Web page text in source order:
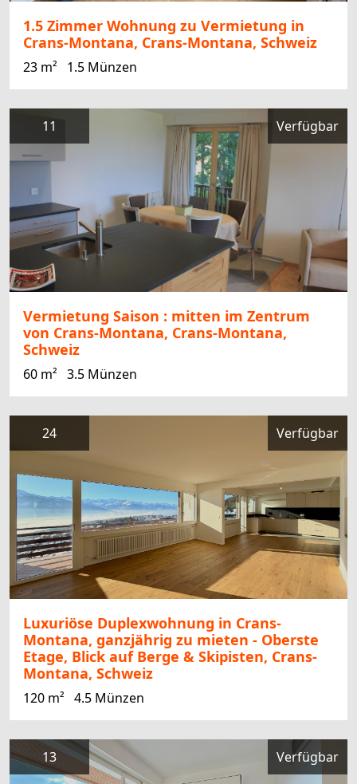
1.5 Zimmer Wohnung zu Vermietung in
Crans-Montana, Crans-Montana, Schweiz
23 m² 1.5 Münzen
11 Verfügbar
Vermietung Saison : mitten im Zentrum
von Crans-Montana, Crans-Montana,
Schweiz
60 m² 3.5 Münzen
24 Verfügbar
Luxuriöse Duplexwohnung in Crans-
Montana, ganzjährig zu mieten - Oberste
Etage, Blick auf Berge & Skipisten, Crans-
Montana, Schweiz
120 m² 4.5 Münzen
13 Verfügbar